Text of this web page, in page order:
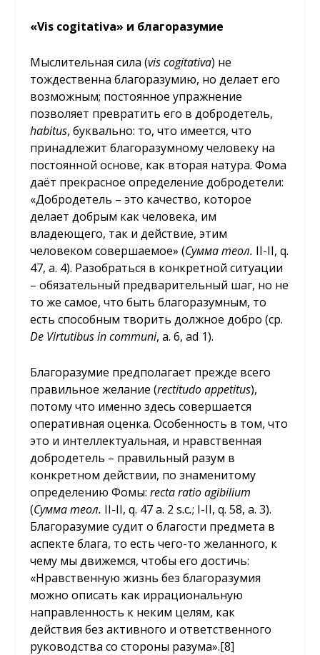
«Vis cogitativa» и благоразумие
Мыслительная сила (vis cogitativa) не
тождественна благоразумию, но делает его
возможным; постоянное упражнение
позволяет превратить его в добродетель,
habitus, буквально: то, что имеется, что
принадлежит благоразумному человеку на
постоянной основе, как вторая натура. Фома
даёт прекрасное определение добродетели:
«Добродетель – это качество, которое
делает добрым как человека, им
владеющего, так и действие, этим
человеком совершаемое» (Сумма теол. II-II, q.
47, a. 4). Разобраться в конкретной ситуации
– обязательный предварительный шаг, но не
то же самое, что быть благоразумным, то
есть способным творить должное добро (ср.
De Virtutibus in communi, a. 6, ad 1).
Благоразумие предполагает прежде всего
правильное желание (rectitudo appetitus),
потому что именно здесь совершается
оперативная оценка. Особенность в том, что
это и интеллектуальная, и нравственная
добродетель – правильный разум в
конкретном действии, по знаменитому
определению Фомы:recta ratio agibilium
(Сумма теол. II-II, q. 47 a. 2 s.c.; I-II, q. 58, a. 3).
Благоразумие судит о благости предмета в
аспекте блага, то есть чего-то желанного, к
чему мы движемся, чтобы его достичь:
«Нравственную жизнь без благоразумия
можно описать как иррациональную
направленность к неким целям, как
действия без активного и ответственного
руководства со стороны разума».[8]